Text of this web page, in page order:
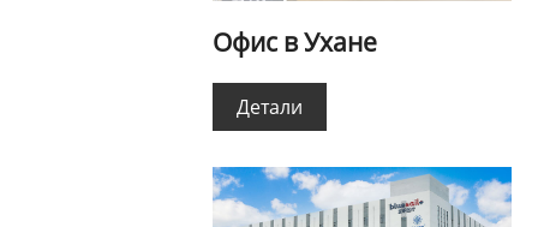
Офис в Ухане
Детали